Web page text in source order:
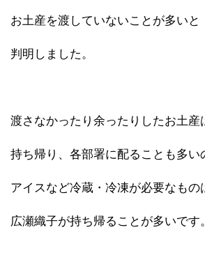
お土産を渡していないことが多いと
判明しました。
渡さなかったり余ったりしたお土産
持ち帰り、各部署に配ることも多い
アイスなど冷蔵・冷凍が必要なもの
広瀬織子が持ち帰ることが多いです。